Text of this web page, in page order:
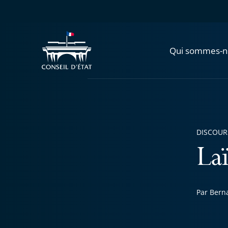
Qui sommes-
Par